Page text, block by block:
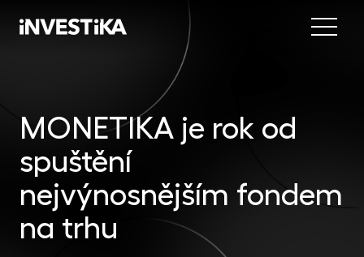
Menu
O
MONETIKA je rok od
spuštění
nejvýnosnějším fondem
na trhu